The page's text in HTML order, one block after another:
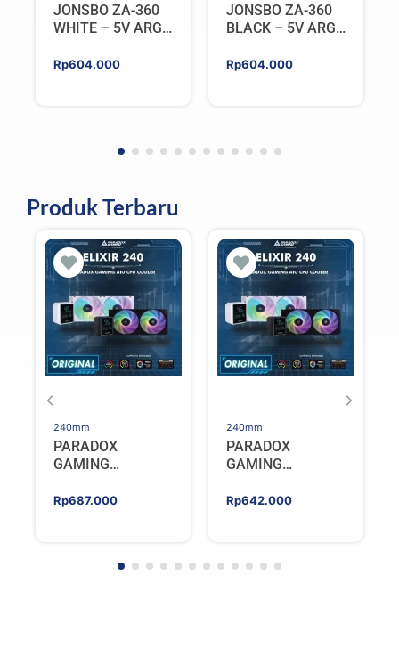
JONSBO ZA-360
WHITE – 5V ARGB
Rp604.000
JONSBO ZA-360
BLACK – 5V ARGB
Rp604.000
Produk Terbaru
240mm
PARADOX
GAMING
ELIXIR 240 – AIO
Rp687.000
240mm
PARADOX
GAMING
ELIXIR 240 – AIO
Rp642.000